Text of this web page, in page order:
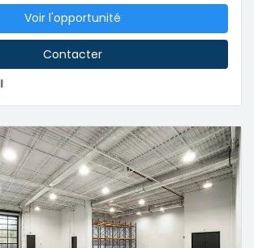
Voir l'opportunité
Contacter